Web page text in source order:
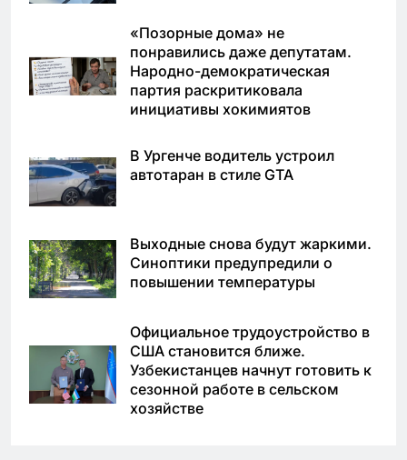
«Позорные дома» не
понравились даже депутатам.
Народно-демократическая
партия раскритиковала
инициативы хокимиятов
В Ургенче водитель устроил
автотаран в стиле GTA
Выходные снова будут жаркими.
Синоптики предупредили о
повышении температуры
Официальное трудоустройство в
США становится ближе.
Узбекистанцев начнут готовить к
сезонной работе в сельском
хозяйстве